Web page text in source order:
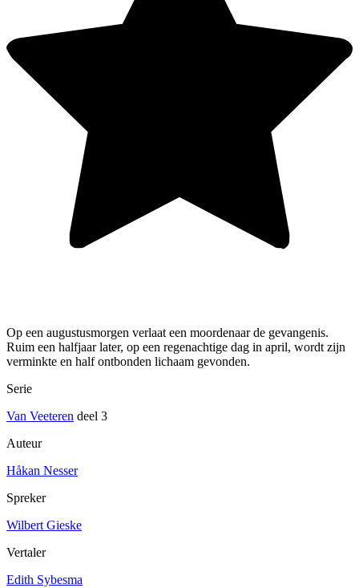
Op een augustusmorgen verlaat een moordenaar de gevangenis.
Ruim een halfjaar later, op een regenachtige dag in april, wordt zijn
verminkte en half ontbonden lichaam gevonden.
Serie
Van Veeteren deel 3
Auteur
Håkan Nesser
Spreker
Wilbert Gieske
Vertaler
Edith Sybesma